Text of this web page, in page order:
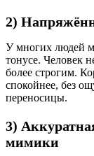
2)
У многих людей
тонусе. Человек
более строгим.
спокойнее, без
переносицы.
3)
мимики